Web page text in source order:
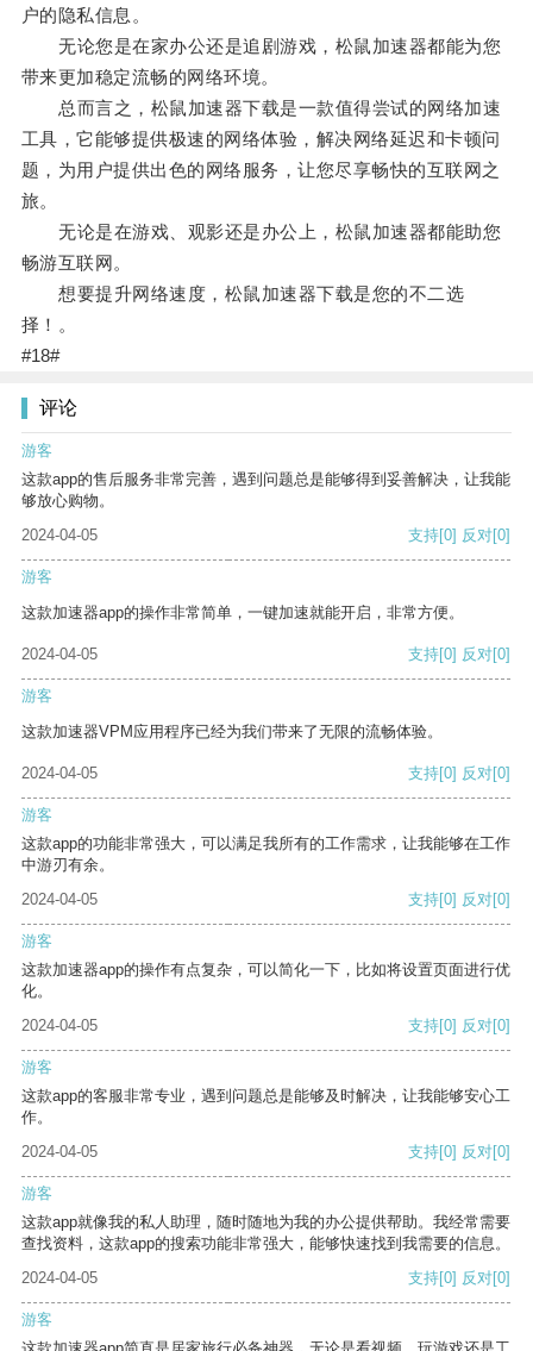
户的隐私信息。
无论您是在家办公还是追剧游戏，松鼠加速器都能为您
带来更加稳定流畅的网络环境。
总而言之，松鼠加速器下载是一款值得尝试的网络加速
工具，它能够提供极速的网络体验，解决网络延迟和卡顿问
题，为用户提供出色的网络服务，让您尽享畅快的互联网之
旅。
无论是在游戏、观影还是办公上，松鼠加速器都能助您
畅游互联网。
想要提升网络速度，松鼠加速器下载是您的不二选
择！。
#18#
评论
游客
这款app的售后服务非常完善，遇到问题总是能够得到妥善解决，让我能
够放心购物。
2024-04-05
支持[0] 反对[0]
游客
这款加速器app的操作非常简单，一键加速就能开启，非常方便。
2024-04-05 支持[0] 反对[0]
游客
这款加速器VPM应用程序已经为我们带来了无限的流畅体验。
2024-04-05 支持[0] 反对[0]
游客
这款app的功能非常强大，可以满足我所有的工作需求，让我能够在工作
中游刃有余。
2024-04-05
支持[0] 反对[0]
游客
这款加速器app的操作有点复杂，可以简化一下，比如将设置页面进行优
化。
2024-04-05
支持[0] 反对[0]
游客
这款app的客服非常专业，遇到问题总是能够及时解决，让我能够安心工
作。
2024-04-05
支持[0] 反对[0]
游客
这款app就像我的私人助理，随时随地为我的办公提供帮助。我经常需要
查找资料，这款app的搜索功能非常强大，能够快速找到我需要的信息。
2024-04-05
支持[0] 反对[0]
游客